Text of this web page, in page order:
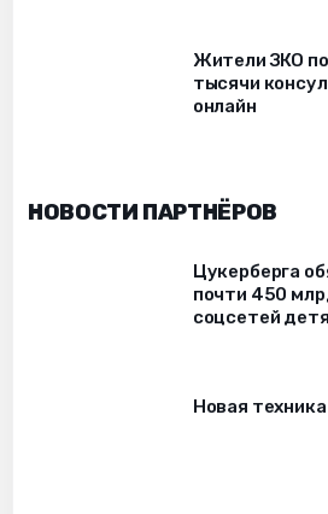
Жители ЗКО
тысячи
онлайн
НОВОСТИ ПАРТНЁРОВ
Цукерберга
почти 450
соцсетей
Новая